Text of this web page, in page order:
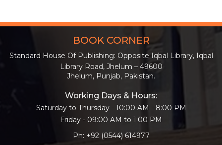
BOOK CORNER
Standard House Of Publishing: Opposite Iqbal Library, Iqbal
Library Road, Jhelum – 49600
Jhelum, Punjab, Pakistan.
Working Days & Hours:
Saturday to Thursday - 10:00 AM - 8:00 PM
Friday - 09:00 AM to 1:00 PM
Ph: +92 (0544) 614977